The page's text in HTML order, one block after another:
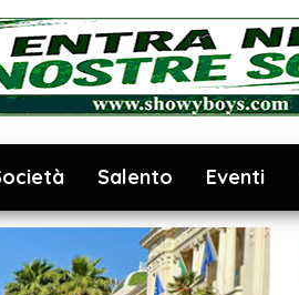
Salento Eventi